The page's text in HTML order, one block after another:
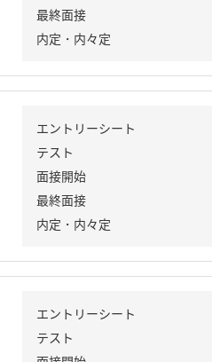
最終面接
内定・内々定
エントリーシート
テスト
面接開始
最終面接
内定・内々定
エントリーシート
テスト